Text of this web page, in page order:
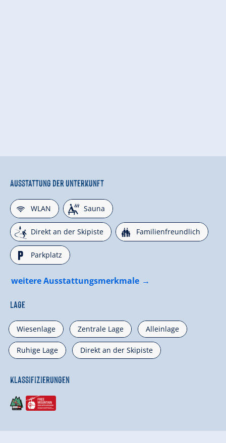
Ausstattung der Unterkunft
🜉WLAN 🗔Sauna
🞷Direkt an der Skipiste 🍺Familienfreundlich
🐈Parkplatz
weitere Ausstattungsmerkmale
Lage
Wiesenlage Zentrale Lage Alleinlage
Ruhige Lage Direkt an der Skipiste
Klassifizierungen